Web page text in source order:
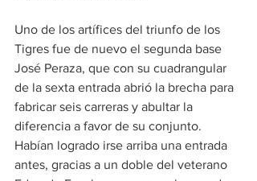
Uno de los artífices del triunfo de los
Tigres fue de nuevo el segunda base
José Peraza, que con su cuadrangular
de la sexta entrada abrió la brecha para
fabricar seis carreras y abultar la
diferencia a favor de su conjunto.
Habían logrado irse arriba una entrada
antes, gracias a un doble del veterano